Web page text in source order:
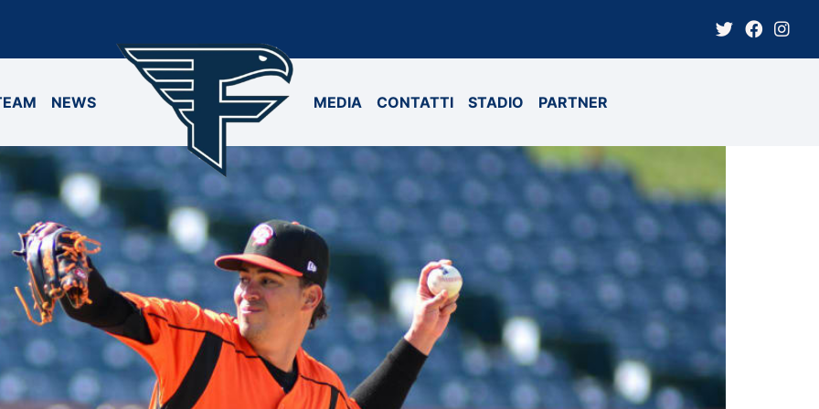
NEWS MEDIA CONTATTI STADIO PARTNER